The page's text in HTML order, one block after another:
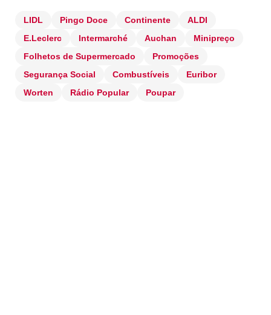
LIDL Pingo Doce Continente
ALDI
E.Leclerc
Intermarché Auchan
Minipreço
Folhetos de Supermercado
Promoções
Segurança Social
Combustíveis
Euribor
Worten
Rádio Popular Poupar